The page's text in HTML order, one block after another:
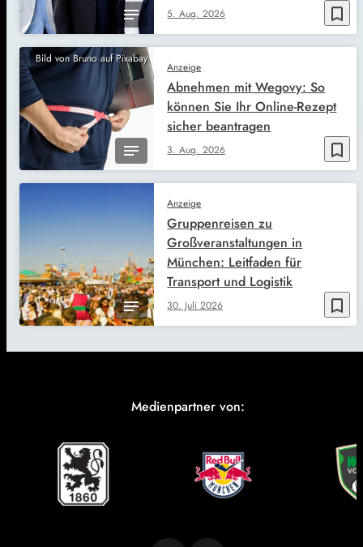
bookmark_border
5. Aug. 2026
Bild von Bruno auf Pixabay
bookmark_border
Anzeige
3. Aug. 2026
Abnehmen mit Wegovy: So
können Sie Ihr Online-Rezept
sicher beantragen
bookmark_border
Anzeige
30. Juli 2026
Gruppenreisen zu
Großveranstaltungen in
München: Leitfaden für
Transport und Logistik
Medienpartner von: